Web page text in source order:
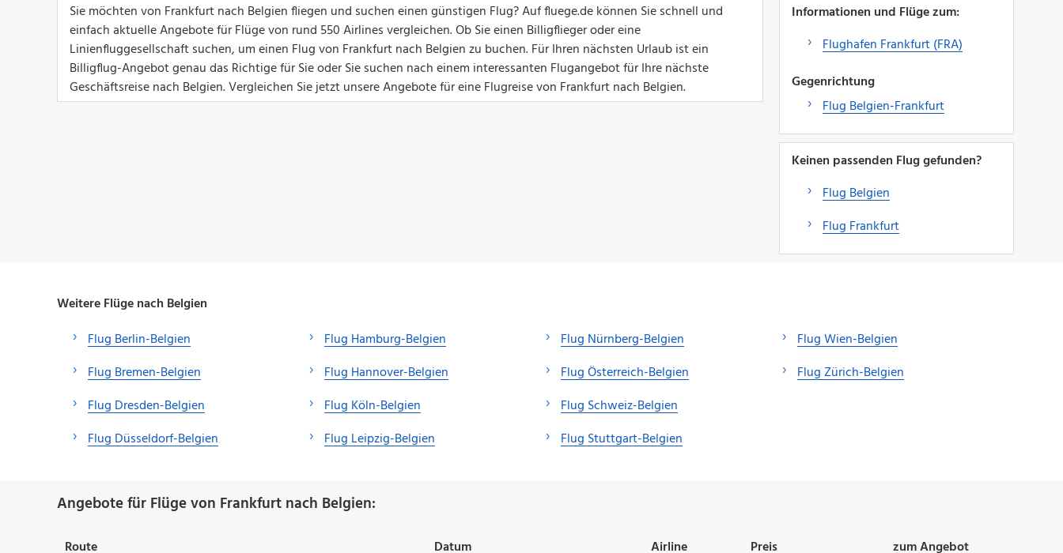
Sie möchten von Frankfurt nach Belgien fliegen und suchen einen günstigen Flug? Auf fluege.de können Sie schnell und
einfach aktuelle Angebote für Flüge von rund 550 Airlines vergleichen. Ob Sie einen Billigflieger oder eine
Linienfluggesellschaft suchen, um einen Flug von Frankfurt nach Belgien zu buchen. Für Ihren nächsten Urlaub ist ein
Billigflug-Angebot genau das Richtige für Sie oder Sie suchen nach einem interessanten Flugangebot für Ihre nächste
Geschäftsreise nach Belgien. Vergleichen Sie jetzt unsere Angebote für eine Flugreise von Frankfurt nach Belgien.
Informationen und Flüge zum:
Flughafen Frankfurt (FRA)
Gegenrichtung
Flug Belgien-Frankfurt
Keinen passenden Flug gefunden?
Flug Belgien
Flug Frankfurt
Weitere Flüge nach Belgien
Flug Berlin-Belgien
Flug Bremen-Belgien
Flug Dresden-Belgien
Flug Düsseldorf-Belgien
Flug Hamburg-Belgien
Flug Hannover-Belgien
Flug Köln-Belgien
Flug Leipzig-Belgien
Flug Nürnberg-Belgien
Flug Österreich-Belgien
Flug Schweiz-Belgien
Flug Stuttgart-Belgien
Flug Wien-Belgien
Flug Zürich-Belgien
Angebote für Flüge von Frankfurt nach Belgien:
Route Datum Airline Preis
zum Angebot